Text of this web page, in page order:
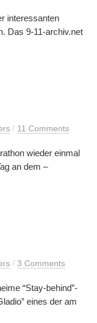
interessanten
Das 9-11-archiv.net
/ 11 Comments
wieder einmal
an dem –
/ 3 Comments
“Stay-behind”-
eines der am